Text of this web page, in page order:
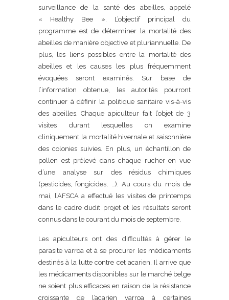
surveillance de la santé des abeilles, appelé
« Healthy Bee ». L’objectif principal du
programme est de déterminer la mortalité des
abeilles de manière objective et pluriannuelle. De
plus, les liens possibles entre la mortalité des
abeilles et les causes les plus fréquemment
évoquées seront examinés. Sur base de
l’information obtenue, les autorités pourront
continuer à définir la politique sanitaire vis-à-vis
des abeilles. Chaque apiculteur fait l’objet de 3
visites durant lesquelles on examine
cliniquement la mortalité hivernale et saisonnière
des colonies suivies. En plus, un échantillon de
pollen est prélevé dans chaque rucher en vue
d’une analyse sur des résidus chimiques
(pesticides, fongicides, …). Au cours du mois de
mai, l’AFSCA a effectué les visites de printemps
dans le cadre dudit projet et les résultats seront
connus dans le courant du mois de septembre.
Les apiculteurs ont des difficultés à gérer le
parasite varroa et à se procurer les médicaments
destinés à la lutte contre cet acarien. Il arrive que
les médicaments disponibles sur le marché belge
ne soient plus efficaces en raison de la résistance
croissante de l’acarien varroa à certaines